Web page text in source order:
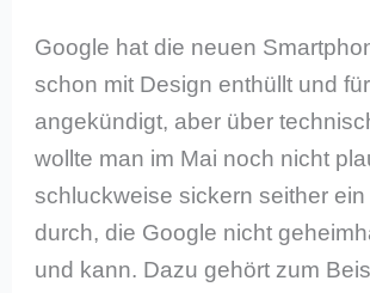
Google hat die neuen
schon mit Design enthüllt und
angekündigt, aber über
wollte man im Mai noch nicht
schluckweise sickern seither
durch, die Google nicht
und kann. Dazu gehört zum